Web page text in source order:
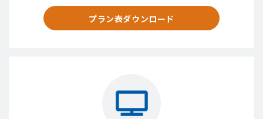
プラン表ダウンロード